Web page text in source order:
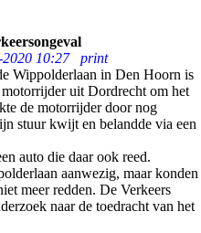
10:27
print
Wippolderlaan in Den Hoorn is
uit Dordrecht om het
de motorrijder door nog
stuur kwijt en belandde via een
auto die daar ook reed.
aanwezig, maar konden
meer redden. De Verkeers
naar de toedracht van het